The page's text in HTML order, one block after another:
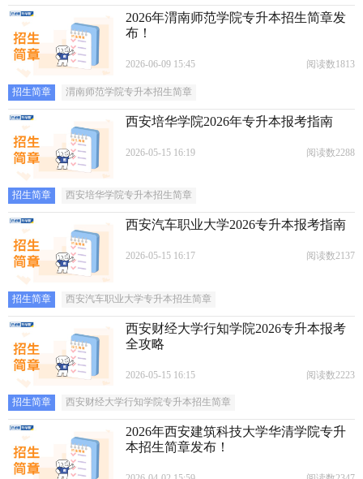
2026年渭南师范学院专升本招生简章发
布！
2026-06-09 15:45 阅读数1813
招生简章 渭南师范学院专升本招生简章
西安培华学院2026年专升本报考指南
2026-05-15 16:19 阅读数2288
招生简章 西安培华学院专升本招生简章
西安汽车职业大学2026专升本报考指南
2026-05-15 16:17 阅读数2137
招生简章 西安汽车职业大学专升本招生简章
西安财经大学行知学院2026专升本报考
全攻略
2026-05-15 16:15 阅读数2223
招生简章 西安财经大学行知学院专升本招生简章
2026年西安建筑科技大学华清学院专升
本招生简章发布！